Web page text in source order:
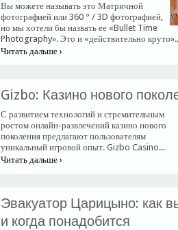
Вы можете называть это Матричной
фотографией или 360 ° / 3D фотографией,
но мы хотели бы назвать ее «Bullet Time
Photography». Это и «действительно
Читать дальше ›
​Gizbo: Казино нового
С развитием технологий и стремительным
ростом онлайн-развлечений казино нового
поколения предлагают пользователям
уникальный игровой опыт. Gizbo Casino...
Читать дальше ›
​Эвакуатор Царицыно: как
и когда понадобится